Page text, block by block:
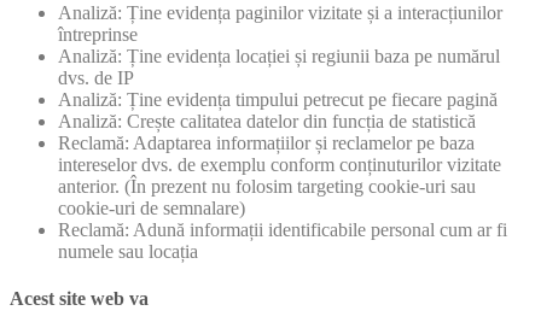
Analiză: Ține evidența paginilor vizitate și a interacțiunilor
întreprinse
Analiză: Ține evidența locației și regiunii baza pe numărul
dvs. de IP
Analiză: Ține evidența timpului petrecut pe fiecare pagină
Analiză: Crește calitatea datelor din funcția de statistică
Reclamă: Adaptarea informațiilor și reclamelor pe baza
intereselor dvs. de exemplu conform conținuturilor vizitate
anterior. (În prezent nu folosim targeting cookie-uri sau
cookie-uri de semnalare)
Reclamă: Adună informații identificabile personal cum ar fi
numele sau locația
Acest site web va